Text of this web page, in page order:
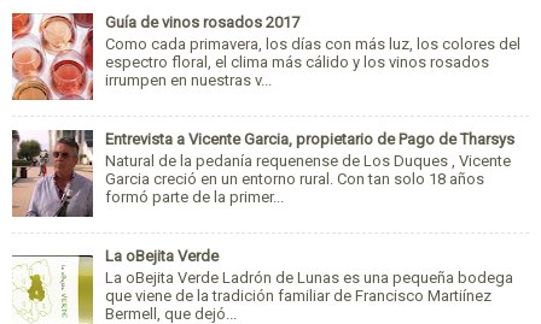
Guía de vinos rosados 2017
Como cada primavera, los días con más luz, los colores del
espectro floral, el clima más cálido y los vinos rosados
irrumpen en nuestras v...
Entrevista a Vicente Garcia, propietario de Pago de Tharsys
Natural de la pedanía requenense de Los Duques , Vicente
Garcia creció en un entorno rural. Con tan solo 18 años
formó parte de la primer...
La oBejita Verde
La oBejita Verde Ladrón de Lunas es una pequeña bodega
que viene de la tradición familiar de Francisco Martiínez
Bermell, que dejó...